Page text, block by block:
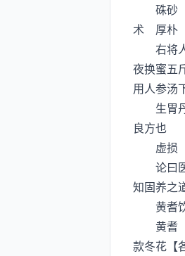
硃砂【
术 厚朴
右将人
夜换蜜五
用人参汤
生胃丹
良方也
虚损
论曰医
知固养之
黄耆饮
黄耆【
款冬花【